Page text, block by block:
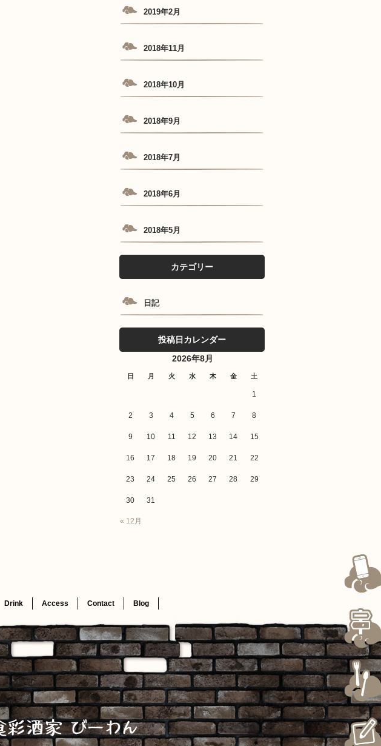
2019年2月
2018年11月
2018年10月
2018年9月
2018年7月
2018年6月
2018年5月
カテゴリー
日記
投稿日カレンダー
2026年8月
日 月 火 水 木 金 土
« 12月
1
2 3 4 5 6 7 8
9 10 11 12 13 14 15
16 17 18 19 20 21 22
23 24 25 26 27 28 29
30 31
Drink Access Contact Blog